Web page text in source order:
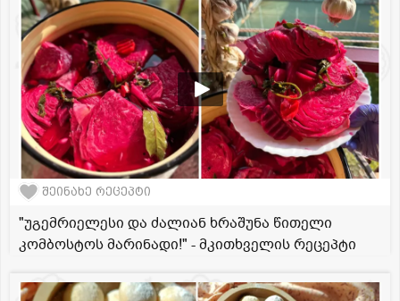
შეინახე რეცეპტი
"უგემრიელესი და ძალიან ხრაშუნა წითელი
კომბოსტოს მარინადი!" - მკითხველის რეცეპტი